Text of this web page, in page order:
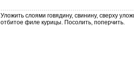
Уложить слоями говядину, свинину, сверху
отбитое филе курицы. Посолить, поперчить.